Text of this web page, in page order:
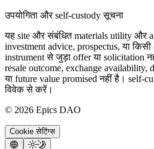
उपयोगिता और self-custody सूचना
यह site और संबंधित materials utility और
investment advice, prospectus, या
instrument से जुड़ा offer या solicitation
resale outcome, exchange availability,
या future value promised नहीं है। self-
विवेक से करें।
© 2026 Epics DAO
Cookie सेटिंग्स